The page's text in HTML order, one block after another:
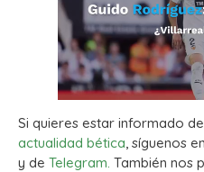
Si quieres estar informado
actualidad bética , síguenos
y de Telegram. También nos